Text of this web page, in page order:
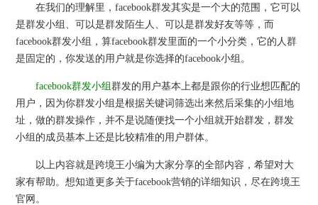
在我们的理解里，facebook群发其实是一个大的范围，它可以
是群发小组、可以是群发陌生人、可以是群发好友等等，而
facebook群发小组，算facebook群发里面的一个小分类，它的人群
是固定的，你发送的用户就是你选择的facebook小组。
facebook群发小组群发的用户基本上都是跟你的行业想匹配的
用户，因为你群发小组是根据关键词筛选出来然后采集的小组地
址，做的群发操作，并不是说随便找一个小组就开始群发，群发
小组的成员基本上还是比较精准的用户群体。
以上内容就是跨境王小编为大家分享的全部内容，希望对大
家有帮助。想知道更多关于facebook营销的详细知识，尽在跨境王
官网。